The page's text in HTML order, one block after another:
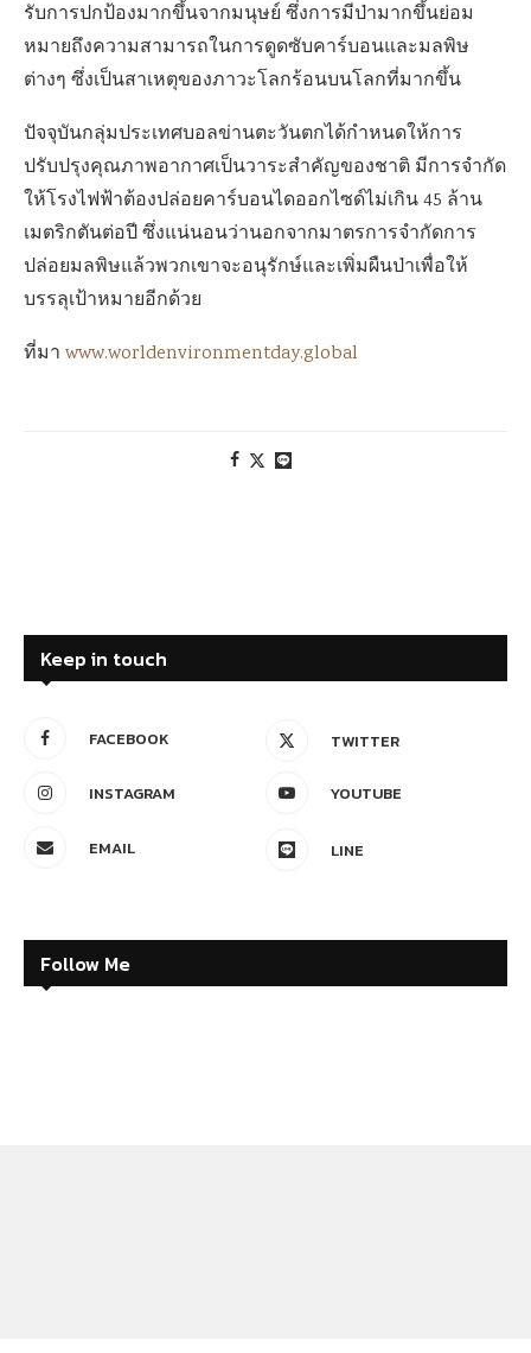
รับการปกป้องมากขึ้นจากมนุษย์ ซึ่งการมีป่ามากขึ้นย่อม
หมายถึงความสามารถในการดูดซับคาร์บอนและมลพิษ
ต่างๆ ซึ่งเป็นสาเหตุของภาวะโลกร้อนบนโลกที่มากขึ้น
ปัจจุบันกลุ่มประเทศบอลข่านตะวันตกได้กำหนดให้การ
ปรับปรุงคุณภาพอากาศเป็นวาระสำคัญของชาติ มีการจำกัด
ให้โรงไฟฟ้าต้องปล่อยคาร์บอนไดออกไซด์ไม่เกิน 45 ล้าน
เมตริกตันต่อปี ซึ่งแน่นอนว่านอกจากมาตรการจำกัดการ
ปล่อยมลพิษแล้วพวกเขาจะอนุรักษ์และเพิ่มผืนป่าเพื่อให้
บรรลุเป้าหมายอีกด้วย
ที่มา www.worldenvironmentday.global
Keep in touch
FACEBOOK TWITTER
INSTAGRAM YOUTUBE
EMAIL LINE
Follow Me